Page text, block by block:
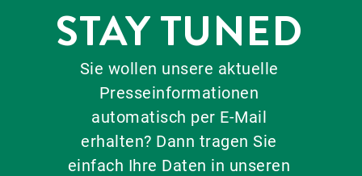
STAY TUNED
Sie wollen unsere aktuelle
Presseinformationen
automatisch per E-Mail
erhalten? Dann tragen Sie
einfach Ihre Daten in unseren